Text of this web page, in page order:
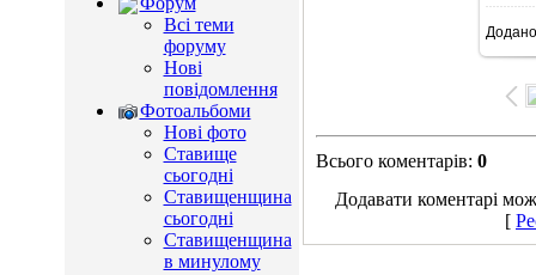
Всі теми
форуму
Нові
повідомлення
Фотоальбоми
Нові фото
Ставище
сьогодні
Ставищенщина
сьогодні
Ставищенщина
в минулому
Додано
Всього коментарів: 0
Додавати коментарі
[